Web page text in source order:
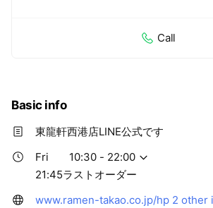
Call
Basic info
東龍軒西港店LINE公式です
Fri
10:30 - 22:00
21:45ラストオーダー
www.ramen-takao.co.jp/hp 2 other